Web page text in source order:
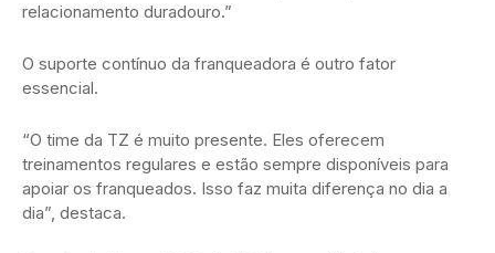
relacionamento duradouro.”
O suporte contínuo da franqueadora é outro fator
essencial.
“O time da TZ é muito presente. Eles oferecem
treinamentos regulares e estão sempre disponíveis para
apoiar os franqueados. Isso faz muita diferença no dia a
dia”, destaca.